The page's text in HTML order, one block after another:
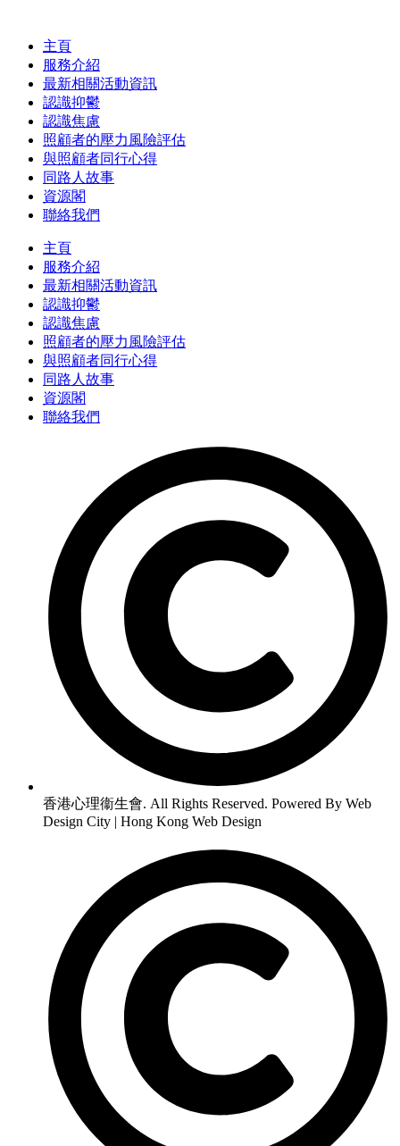
主頁
服務介紹
最新相關活動資訊
認識抑鬱
認識焦慮
照顧者的壓力風險評估
與照顧者同行心得
同路人故事
資源閣
聯絡我們
主頁
服務介紹
最新相關活動資訊
認識抑鬱
認識焦慮
照顧者的壓力風險評估
與照顧者同行心得
同路人故事
資源閣
聯絡我們
香港心理衞生會. All Rights Reserved. Powered By Web
Design City | Hong Kong Web Design